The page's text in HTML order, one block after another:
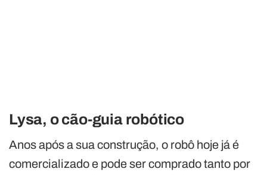
Lysa, o cão-guia robótico
Anos após a sua construção, o robô hoje já é
comercializado e pode ser comprado tanto por